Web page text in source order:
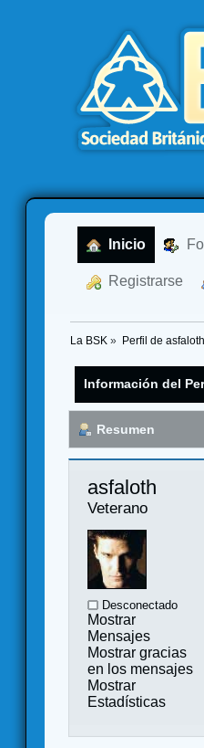
Inicio
Registrarse
La BSK » Perfil de asfaloth
Información del
Resumen
asfaloth
Veterano
Desconectado
Mostrar
Mensajes
Mostrar gracias
en los mensajes
Mostrar
Estadísticas